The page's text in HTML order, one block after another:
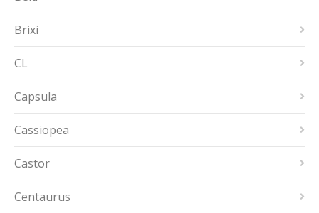
Brixi
CL
Capsula
Cassiopea
Castor
Centaurus